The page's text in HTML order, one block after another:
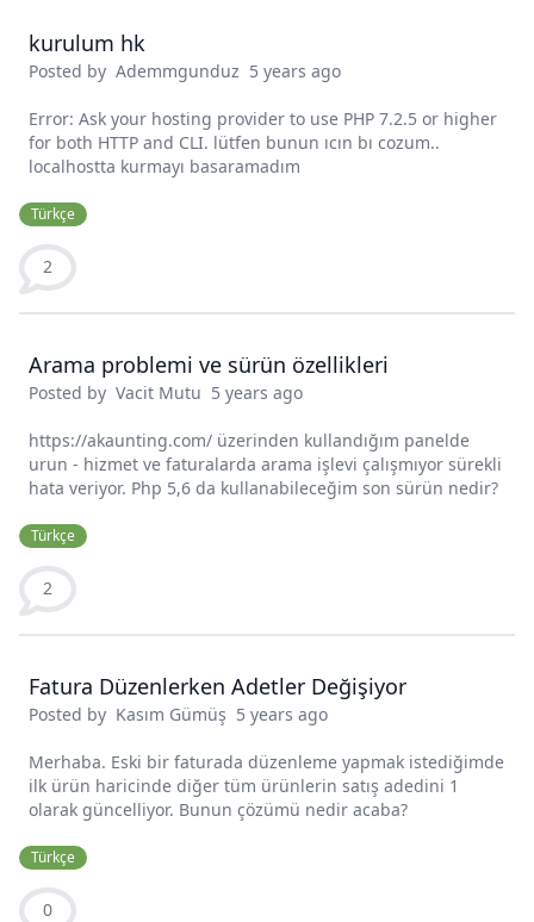
kurulum hk
Posted by Ademmgunduz 5 years ago
Error: Ask your hosting provider to use PHP 7.2.5 or higher
for both HTTP and CLI. lütfen bunun ıcın bı cozum..
localhostta kurmayı basaramadım
Türkçe
2
Arama problemi ve sürün özellikleri
Posted by Vacit Mutu 5 years ago
https://akaunting.com/ üzerinden kullandığım panelde
urun - hizmet ve faturalarda arama işlevi çalışmıyor sürekli
hata veriyor. Php 5,6 da kullanabileceğim son sürün nedir?
Türkçe
2
Fatura Düzenlerken Adetler Değişiyor
Posted by Kasım Gümüş 5 years ago
Merhaba. Eski bir faturada düzenleme yapmak istediğimde
ilk ürün haricinde diğer tüm ürünlerin satış adedini 1
olarak güncelliyor. Bunun çözümü nedir acaba?
Türkçe
0